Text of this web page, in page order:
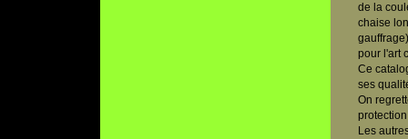
de la
chaise
pour l'art
Ce
ses
On
Les